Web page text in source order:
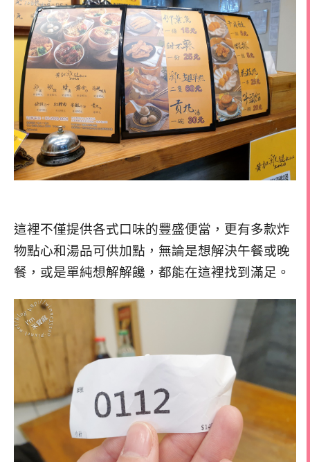
這裡不僅提供各式口味的豐盛便當，更有多款炸
物點心和湯品可供加點，無論是想解決午餐或晚
餐，或是單純想解解饞，都能在這裡找到滿足。